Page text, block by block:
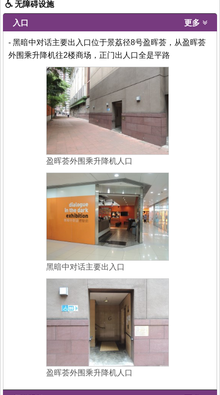
无障碍设施
入口 更多
- 黑暗中对话主要出入口位于景荔径8号盈晖荟，从盈晖荟
外围乘升降机往2楼商场，正门出人口全是平路
盈晖荟外围乘升降机人口
黑暗中对话主要出入口
盈晖荟外围乘升降机人口